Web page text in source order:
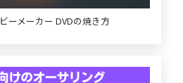
ーメーカー DVDの焼き方